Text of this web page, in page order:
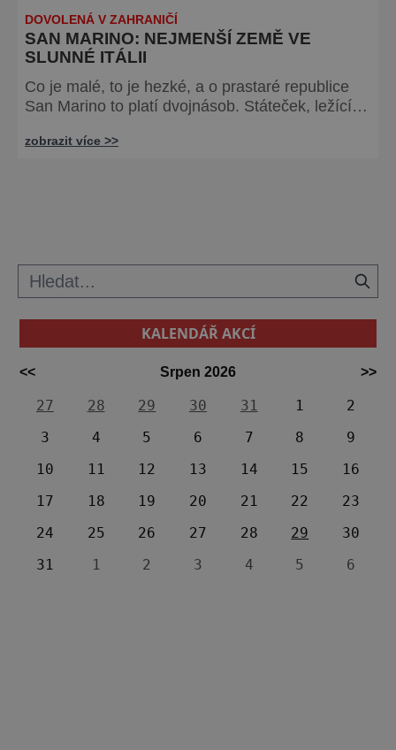
DOVOLENÁ V ZAHRANIČÍ
SAN MARINO: NEJMENŠÍ ZEMĚ VE
SLUNNÉ ITÁLII
Co je malé, to je hezké, a o prastaré republice
San Marino to platí dvojnásob. Státeček, ležící
do roku 301 n. l., kdy tu svatý Marinus založil
zobrazit více >>
KALENDÁŘ AKCÍ
<< Srpen 2026 >>
27 28 29 30 31 1
2
3
4 5 6 7 8
9
10
11 12 13 14 15
16
17
18 19 20 21 22
23
24
25 26 27 28 29
30
31
1 2 3 4 5 6